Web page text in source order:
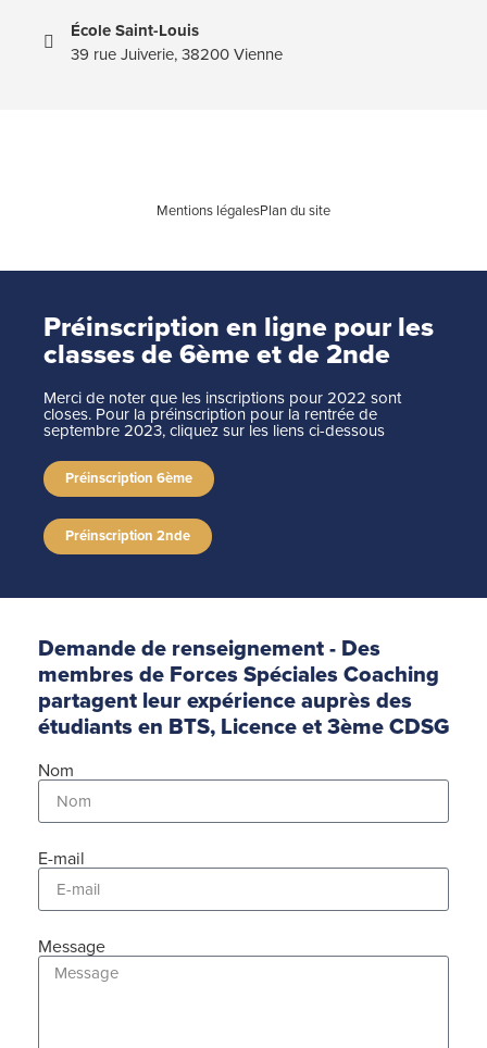
École Saint-Louis
39 rue Juiverie, 38200 Vienne
Mentions légalesPlan du site
Préinscription en ligne pour les
classes de 6ème et de 2nde
Merci de noter que les inscriptions pour 2022 sont
closes. Pour la préinscription pour la rentrée de
septembre 2023, cliquez sur les liens ci-dessous
Préinscription 6ème
Préinscription 2nde
Demande de renseignement - Des
membres de Forces Spéciales Coaching
partagent leur expérience auprès des
étudiants en BTS, Licence et 3ème CDSG
Nom
E-mail
Message